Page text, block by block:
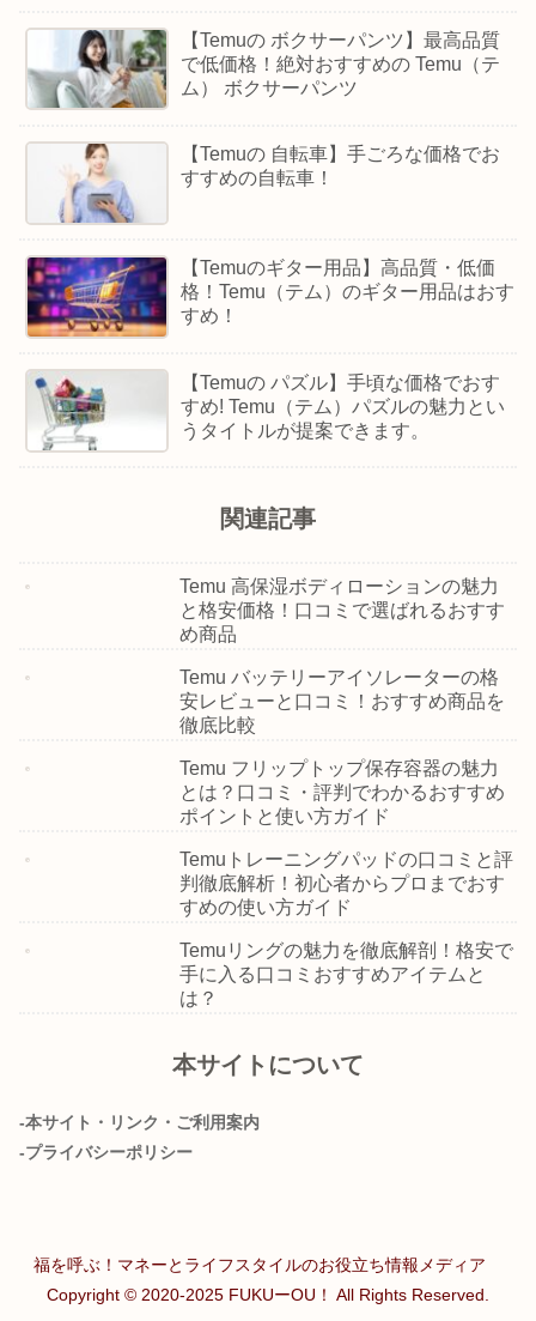
【Temuの ボクサーパンツ】最高品質
で低価格！絶対おすすめの Temu（テ
ム） ボクサーパンツ
【Temuの 自転車】手ごろな価格でお
すすめの自転車！
【Temuのギター用品】高品質・低価
格！Temu（テム）のギター用品はおす
すめ！
【Temuの パズル】手頃な価格でおす
すめ! Temu（テム）パズルの魅力とい
うタイトルが提案できます。
関連記事
Temu 高保湿ボディローションの魅力
と格安価格！口コミで選ばれるおすす
め商品
Temu バッテリーアイソレーターの格
安レビューと口コミ！おすすめ商品を
徹底比較
Temu フリップトップ保存容器の魅力
とは？口コミ・評判でわかるおすすめ
ポイントと使い方ガイド
Temuトレーニングパッドの口コミと評
判徹底解析！初心者からプロまでおす
すめの使い方ガイド
Temuリングの魅力を徹底解剖！格安で
手に入る口コミおすすめアイテムと
は？
本サイトについて
-本サイト・リンク・ご利用案内
-プライバシーポリシー
福を呼ぶ！マネーとライフスタイルのお役立ち情報メディア
Copyright © 2020-2025 FUKUーOU！ All Rights Reserved.